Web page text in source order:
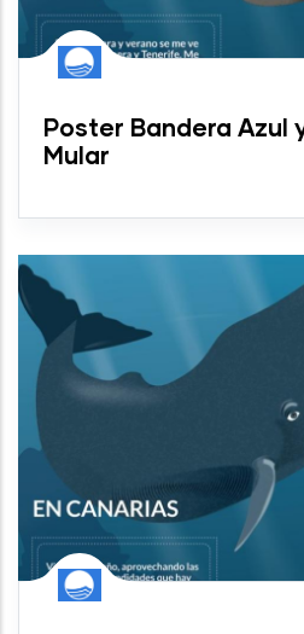
Poster Bandera Azul
Mular